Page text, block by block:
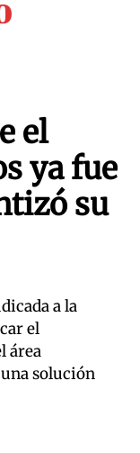
el
ya fue
su
a la
el
área
solución